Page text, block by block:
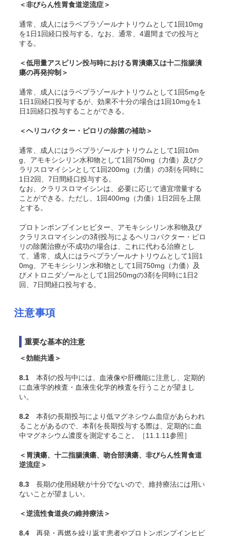
＜非びらん性胃食道逆流症＞
通常、成人にはラベプラゾールナトリウムとして1回10mg
を1日1回経口投与する。なお、通常、4週間までの投与と
する。
＜低用量アスピリン投与時における胃潰瘍又は十二指腸潰
瘍の再発抑制＞
通常、成人にはラベプラゾールナトリウムとして1回5mgを
1日1回経口投与するが、効果不十分の場合は1回10mgを1
日1回経口投与することができる。
＜ヘリコバクター・ピロリの除菌の補助＞
通常、成人にはラベプラゾールナトリウムとして1回10m
g、アモキシシリン水和物として1回750mg（力価）及びク
ラリスロマイシンとして1回200mg（力価）の3剤を同時に
1日2回、7日間経口投与する。
なお、クラリスロマイシンは、必要に応じて適宜増量する
ことができる。ただし、1回400mg（力価）1日2回を上限
とする。
プロトンポンプインヒビター、アモキシシリン水和物及び
クラリスロマイシンの3剤投与によるヘリコバクター・ピロ
リの除菌治療が不成功の場合は、これに代わる治療とし
て、通常、成人にはラベプラゾールナトリウムとして1回1
0mg、アモキシシリン水和物として1回750mg（力価）及
びメトロニダゾールとして1回250mgの3剤を同時に1日2
回、7日間経口投与する。
注意事項
重要な基本的注意
＜効能共通＞
8.1 本剤の投与中には、血液像や肝機能に注意し、定期的
に血液学的検査・血液生化学的検査を行うことが望まし
い。
8.2 本剤の長期投与により低マグネシウム血症があらわれ
ることがあるので、本剤を長期投与する際は、定期的に血
中マグネシウム濃度を測定すること。［11.1.11参照］
＜胃潰瘍、十二指腸潰瘍、吻合部潰瘍、非びらん性胃食道
逆流症＞
8.3 長期の使用経験が十分でないので、維持療法には用い
ないことが望ましい。
＜逆流性食道炎の維持療法＞
8.4 再発・再燃を繰り返す患者やプロトンポンプインヒビ